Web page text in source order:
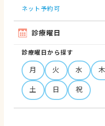
ネット予約可
診療曜日
診療曜日から探す
月 火 水 木
土
日 祝